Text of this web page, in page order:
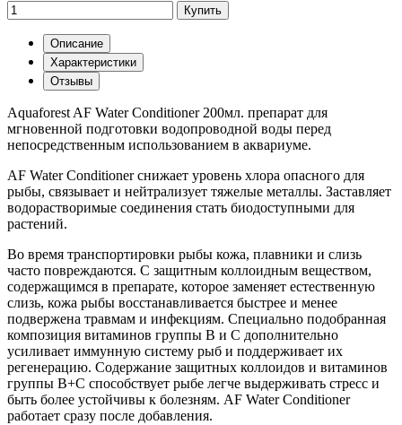
Купить
Описание
Характеристики
Отзывы
Aquaforest AF Water Conditioner 200мл. препарат для
мгновенной подготовки водопроводной воды перед
непосредственным использованием в аквариуме.
AF Water Conditioner снижает уровень хлора опасного для
рыбы, связывает и нейтрализует тяжелые металлы. Заставляет
водорастворимые соединения стать биодоступными для
растений.
Во время транспортировки рыбы кожа, плавники и слизь
часто повреждаются. С защитным коллоидным веществом,
содержащимся в препарате, которое заменяет естественную
слизь, кожа рыбы восстанавливается быстрее и менее
подвержена травмам и инфекциям. Специально подобранная
композиция витаминов группы В и C дополнительно
усиливает иммунную систему рыб и поддерживает их
регенерацию. Содержание защитных коллоидов и витаминов
группы В+C способствует рыбе легче выдерживать стресс и
быть более устойчивы к болезням. AF Water Conditioner
работает сразу после добавления.